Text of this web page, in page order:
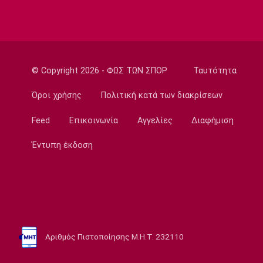
Γ Εθνική
13:50
Εθνικές Μπάσκετ
Σκούμα: «Είμαστε ενωμένες και
προετοιμασμένες»
Super League 2
© Copyright 2026 - ΦΩΣ ΤΩΝ ΣΠΟΡ Ταυτότητα
Όροι χρήσης Πολιτική κατά των διακρίσεων
Feed Επικοινωνία Αγγελίες Διαφήμιση
Έντυπη έκδοση
Αριθμός Πιστοποίησης Μ.Η.Τ. 232110